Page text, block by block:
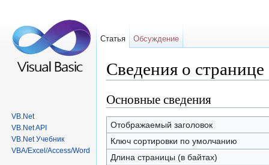
Сведения о
Основные сведения
Отображаемый заголовок
Ключ сортировки по умолчанию
Длина страницы (в байтах)
Статья Обсуждение
VB.Net
VB.Net API
VB.Net Учебник
VBA/Excel/Access/Word